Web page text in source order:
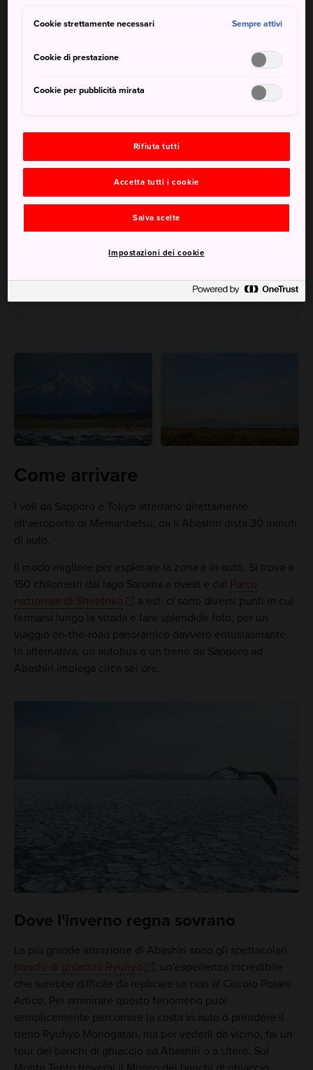
Da non perdere
Okhotsk da gennaio a fine marzo
I panorami estivi dei laghi blu con le montagne
Come arrivare
I voli da Sapporo e Tokyo atterrano direttamente
all'aeroporto di Memanbetsu; da lì Abashiri dista 30 minuti
di auto.
Il modo migliore per esplorare la zona è in auto. Si trova a
150 chilometri dal lago Saroma a ovest e dal Parco
nazionale di Shiretoko
a est: ci sono diversi punti in cui
fermarsi lungo la strada e fare splendide foto, per un
viaggio on-the-road panoramico davvero entusiasmante.
In alternativa, un autobus o un treno da Sapporo ad
Abashiri impiega circa sei ore.
Dove l'inverno regna sovrano
La più grande attrazione di Abashiri sono gli spettacolari
banchi di ghiaccio Ryuhyo
, un'esperienza incredibile
che sarebbe difficile da replicare se non al Circolo Polare
Artico. Per ammirare questo fenomeno puoi
semplicemente percorrere la costa in auto o prendere il
treno Ryuhyo Monogatari, ma per vederli da vicino, fai un
tour dei banchi di ghiaccio ad Abashiri o a Utoro. Sul
Cookie strettamente necessari Sempre attivi
Cookie di prestazione
Cookie per pubblicità mirata
Rifiuta tutti
Accetta tutti i cookie
Salva scelte
Impostazioni dei cookie